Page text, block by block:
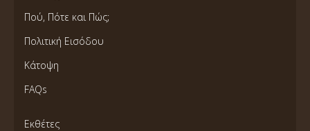
Πού, Πότε και Πώς;
Πολιτική Εισόδου
Κάτοψη
FAQs
Εκθέτες